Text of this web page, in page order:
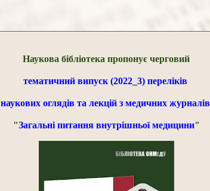
Наукова бібліотека пропонує черговий
тематичний випуск (2022_3) переліків
наукових оглядів та лекцій з медичних журналів
"Загальні питання внутрішньої медицини"